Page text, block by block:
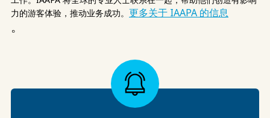
力的游客体验，推动业务成功。 更多关于 IAAPA 的信息
。